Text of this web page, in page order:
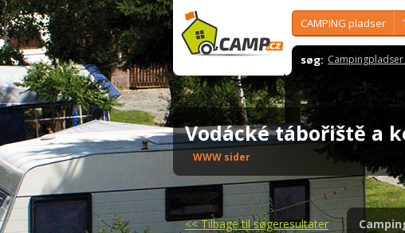
CAMPING pladser
søg: Campingpladser
Vodácké tábořiště a
WWW sider
<<Tilbage til søgeresultater